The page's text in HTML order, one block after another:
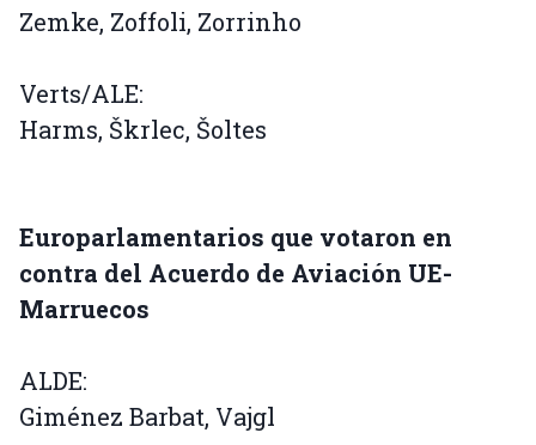
Zemke, Zoffoli, Zorrinho
Verts/ALE:
Harms, Škrlec, Šoltes
Europarlamentarios que votaron en
contra del Acuerdo de Aviación UE-
Marruecos
ALDE:
Giménez Barbat, Vajgl